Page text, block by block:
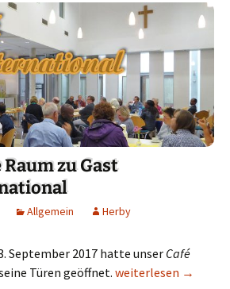
zu Gast
Allgemein Herby
September 2017 hatte unser Café
Türen geöffnet. Der Pastorale
weiterlesen →